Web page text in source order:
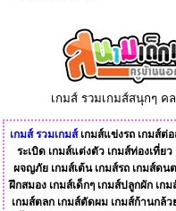
เกมส์ รวมเกมส์สนุกๆ ค
เกมส์ รวมเกมส์ เกมส์แข่งรถ เกมส์ต่อ
ระเบิด เกมส์แต่งตัว เกมส์ท่องเที่ยว
ผจญภัย เกมส์เต้น เกมส์รถ เกมส์ดน
ฝึกสมอง เกมส์เด็กๆ เกมส์ปลูกผัก เก
เกมส์ตลก เกมส์ตัดผม เกมส์ก้านกล้ว